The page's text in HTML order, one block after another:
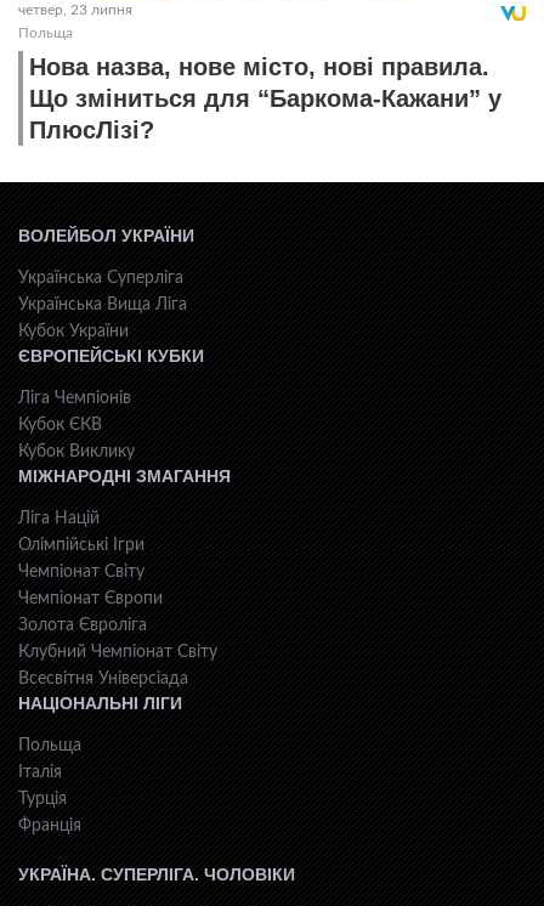
четвер, 23 липня
Польща
Нова назва, нове місто, нові правила.
Що зміниться для “Баркома-Кажани” у
ПлюсЛізі?
ВОЛЕЙБОЛ УКРАЇНИ
Українська Суперліга
Українська Вища Ліга
Кубок України
ЄВРОПЕЙСЬКІ КУБКИ
Ліга Чемпіонів
Кубок ЄКВ
Кубок Виклику
МІЖНАРОДНІ ЗМАГАННЯ
Ліга Націй
Олімпійські Ігри
Чемпіонат Світу
Чемпіонат Європи
Золота Євроліга
Клубний Чемпіонат Світу
Всесвiтня Унiверсiaда
НАЦІОНАЛЬНІ ЛІГИ
Польща
Італія
Турція
Франція
УКРАЇНА. СУПЕРЛІГА. ЧОЛОВІКИ